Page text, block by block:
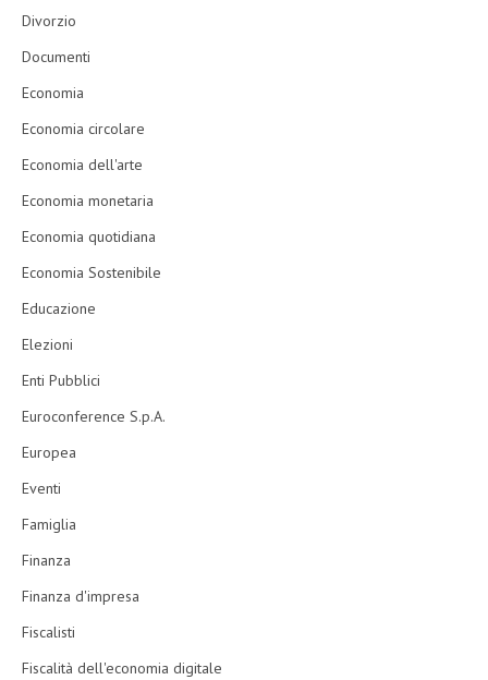
Divorzio
Documenti
Economia
Economia circolare
Economia dell'arte
Economia monetaria
Economia quotidiana
Economia Sostenibile
Educazione
Elezioni
Enti Pubblici
Euroconference S.p.A.
Europea
Eventi
Famiglia
Finanza
Finanza d'impresa
Fiscalisti
Fiscalità dell'economia digitale